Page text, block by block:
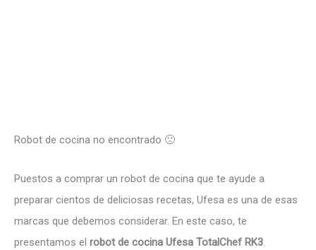
Robot de cocina no encontrado 🙁
Puestos a comprar un robot de cocina que te ayude a
preparar cientos de deliciosas recetas, Ufesa es una de esas
marcas que debemos considerar. En este caso, te
presentamos el robot de cocina Ufesa TotalChef RK3.